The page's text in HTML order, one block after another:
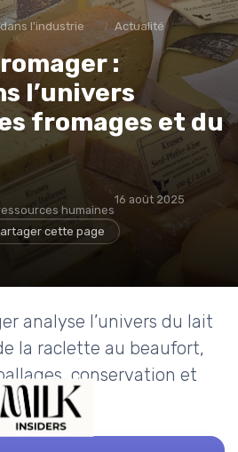
des produits laitiers Actualité
:
l’univers
fromages et du
humaines
16 août 2025
cette page
analyse l’univers du lait
la raclette au beaufort,
conservation et